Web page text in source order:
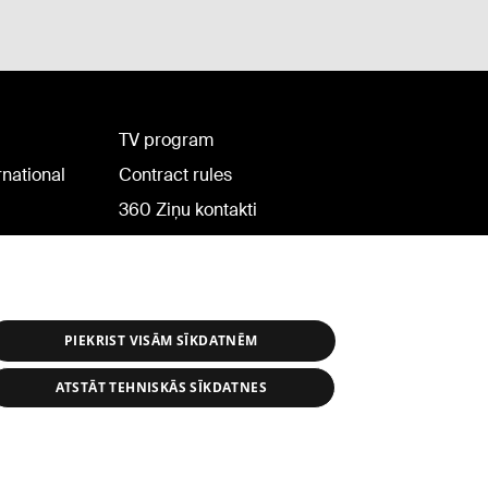
TV program
Contract rules
360 Ziņu kontakti
PIEKRIST VISĀM SĪKDATNĒM
ATSTĀT TEHNISKĀS SĪKDATNES